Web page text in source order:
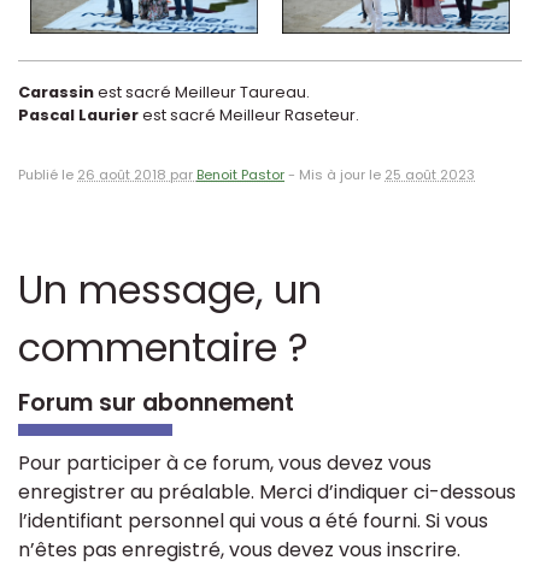
Carassinest sacré Meilleur Taureau.
Pascal Laurierest sacré Meilleur Raseteur.
Publié le 26 août 2018 par Benoit Pastor- Mis à jour le 25 août 2023
Un message, un
commentaire ?
Forum sur abonnement
Pour participer à ce forum, vous devez vous
enregistrer au préalable. Merci d’indiquer ci-dessous
l’identifiant personnel qui vous a été fourni. Si vous
n’êtes pas enregistré, vous devez vous inscrire.